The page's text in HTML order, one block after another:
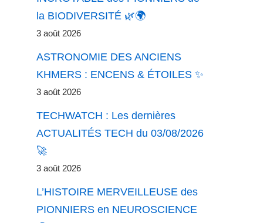
la BIODIVERSITÉ 🌿🌍
3 août 2026
ASTRONOMIE DES ANCIENS
KHMERS : ENCENS & ÉTOILES ✨
3 août 2026
TECHWATCH : Les dernières
ACTUALITÉS TECH du 03/08/2026
🚀
3 août 2026
L’HISTOIRE MERVEILLEUSE des
PIONNIERS en NEUROSCIENCE